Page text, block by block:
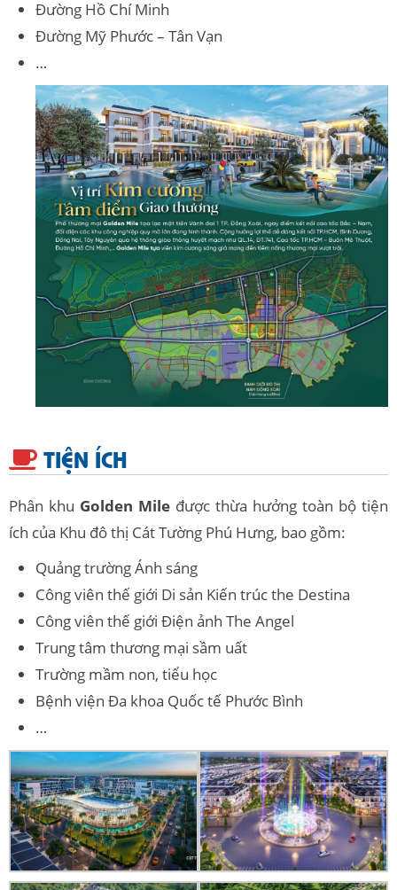
Đường Hồ Chí Minh
Đường Mỹ Phước – Tân Vạn
…
TIỆN ÍCH
Phân khu Golden Mile được thừa hưởng toàn bộ tiện
ích của Khu đô thị Cát Tường Phú Hưng, bao gồm:
Quảng trường Ánh sáng
Công viên thế giới Di sản Kiến trúc the Destina
Công viên thế giới Điện ảnh The Angel
Trung tâm thương mại sầm uất
Trường mầm non, tiểu học
Bệnh viện Đa khoa Quốc tế Phước Bình
…